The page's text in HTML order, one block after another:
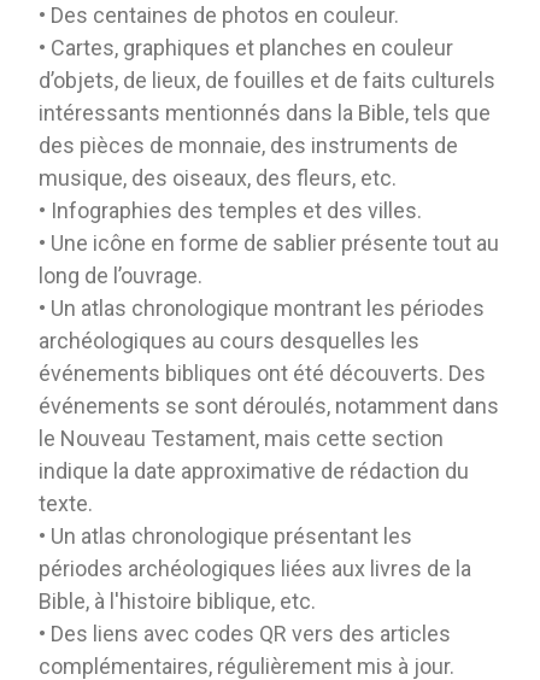
• Des centaines de photos en couleur.
• Cartes, graphiques et planches en couleur
d’objets, de lieux, de fouilles et de faits culturels
intéressants mentionnés dans la Bible, tels que
des pièces de monnaie, des instruments de
musique, des oiseaux, des fleurs, etc.
• Infographies des temples et des villes.
• Une icône en forme de sablier présente tout au
long de l’ouvrage.
• Un atlas chronologique montrant les périodes
archéologiques au cours desquelles les
événements bibliques ont été découverts. Des
événements se sont déroulés, notamment dans
le Nouveau Testament, mais cette section
indique la date approximative de rédaction du
texte.
• Un atlas chronologique présentant les
périodes archéologiques liées aux livres de la
Bible, à l'histoire biblique, etc.
• Des liens avec codes QR vers des articles
complémentaires, régulièrement mis à jour.